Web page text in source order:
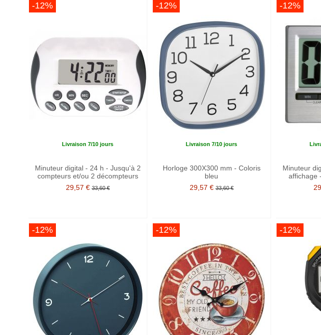
-12%
Livraison 7/10 jours
Minuteur digital - 24 h - Jusqu'à 2
compteurs et/ou 2 décompteurs
29,57 € 33,60 €
-12%
Livraison 7/10 jours
Horloge 300X300 mm - Coloris
bleu
29,57 € 33,60 €
-12%
Minuteur
affichage
-12% -12% -12%